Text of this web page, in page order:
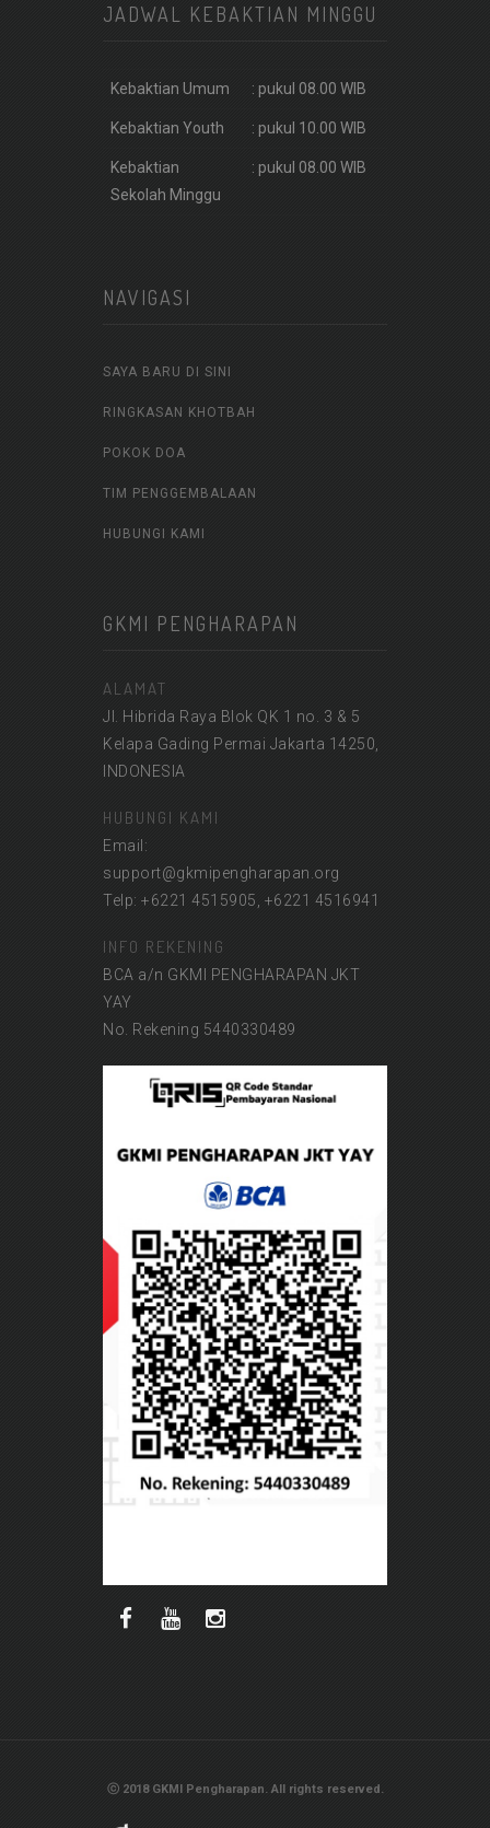
JADWAL KEBAKTIAN MINGGU
Kebaktian Umum : pukul 08.00 WIB
Kebaktian Youth : pukul 10.00 WIB
Kebaktian
Sekolah Minggu
: pukul 08.00 WIB
NAVIGASI
SAYA BARU DI SINI
RINGKASAN KHOTBAH
POKOK DOA
TIM PENGGEMBALAAN
HUBUNGI KAMI
GKMI PENGHARAPAN
ALAMAT
Jl. Hibrida Raya Blok QK 1 no. 3 & 5
Kelapa Gading Permai Jakarta 14250,
INDONESIA
HUBUNGI KAMI
Email:
support@gkmipengharapan.org
Telp: +6221 4515905, +6221 4516941
INFO REKENING
BCA a/n GKMI PENGHARAPAN JKT
YAY
No. Rekening 5440330489
ⓒ 2018 GKMI Pengharapan. All rights reserved.